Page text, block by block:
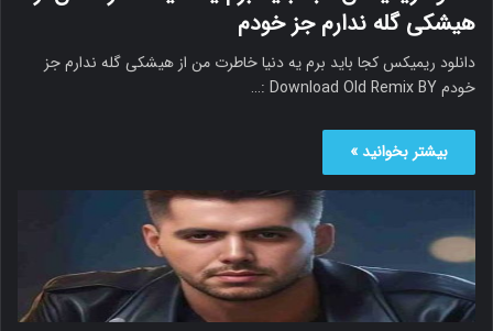
هیشکی گله ندارم جز خودم
دانلود ریمیکس کجا باید برم یه دنیا خاطرت من از هیشکی گله ندارم جز
خودم Download Old Remix BY :…
بیشتر بخوانید »